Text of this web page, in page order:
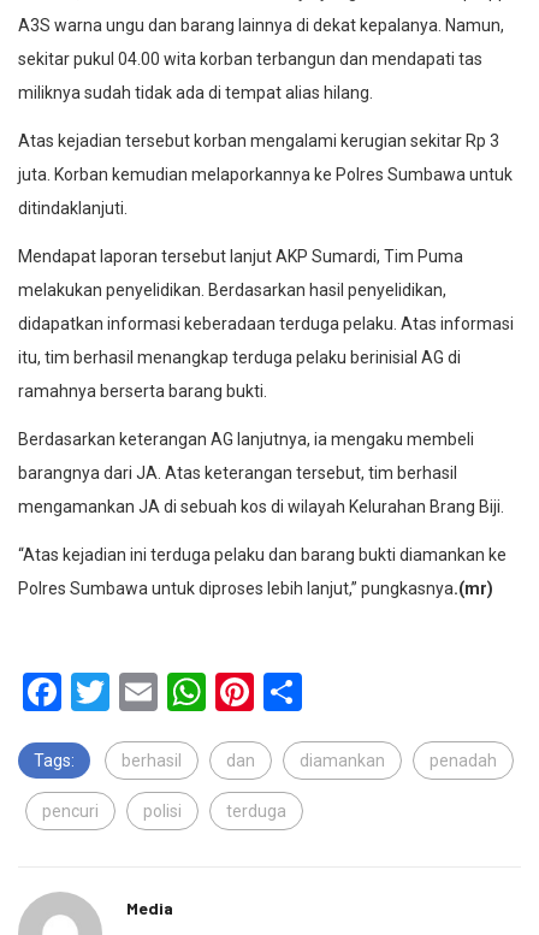
A3S warna ungu dan barang lainnya di dekat kepalanya. Namun,
sekitar pukul 04.00 wita korban terbangun dan mendapati tas
miliknya sudah tidak ada di tempat alias hilang.
Atas kejadian tersebut korban mengalami kerugian sekitar Rp 3
juta. Korban kemudian melaporkannya ke Polres Sumbawa untuk
ditindaklanjuti.
Mendapat laporan tersebut lanjut AKP Sumardi, Tim Puma
melakukan penyelidikan. Berdasarkan hasil penyelidikan,
didapatkan informasi keberadaan terduga pelaku. Atas informasi
itu, tim berhasil menangkap terduga pelaku berinisial AG di
ramahnya berserta barang bukti.
Berdasarkan keterangan AG lanjutnya, ia mengaku membeli
barangnya dari JA. Atas keterangan tersebut, tim berhasil
mengamankan JA di sebuah kos di wilayah Kelurahan Brang Biji.
“Atas kejadian ini terduga pelaku dan barang bukti diamankan ke
Polres Sumbawa untuk diproses lebih lanjut,” pungkasnya.(mr)
Facebook
Twitter
EmailWhatsApp
Pinterest
Tags: berhasil dan diamankan penadah
pencuri polisi terduga
Media